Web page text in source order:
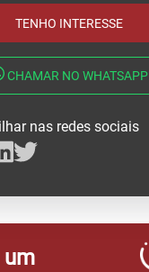
TENHO INTERESSE
CHAMAR NO WHATSAPP
nas redes sociais
um